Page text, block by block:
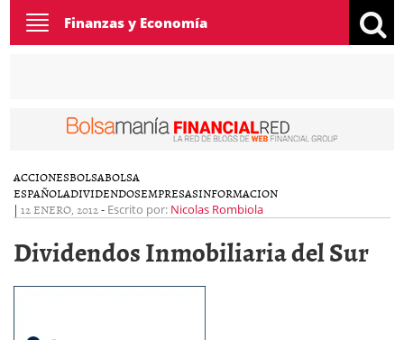
Toggle
navigation
Finanzas y Economía
ACCIONESBOLSABOLSA
ESPAÑOLADIVIDENDOSEMPRESASINFORMACION
| 12 ENERO, 2012- Escrito por: Nicolas Rombiola
Dividendos Inmobiliaria del Sur